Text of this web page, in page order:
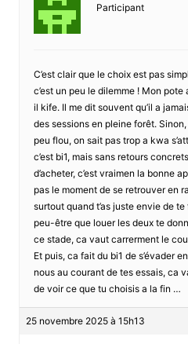
Participant
C’est clair que le choix est pas
c’est un peu le dilemme ! Mon
il kife. Il me dit souvent qu’il a
des sessions en pleine forêt. Sinon,
peu flou, on sait pas trop a kwa
c’est bi1, mais sans retours
d’acheter, c’est vraimen la bonne
pas le moment de se retrouver en
surtout quand t’as juste envie de te
peu-être que louer les deux te
ce stade, ca vaut carrerment le
Et puis, ca fait du bi1 de s’évader
nous au courant de tes essais, ca
de voir ce que tu choisis a la fin …
25 novembre 2025 à 15h13